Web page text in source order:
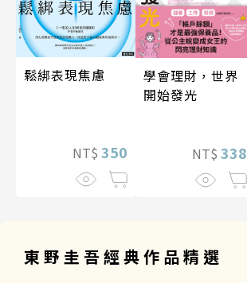
鬆綁表現焦慮
NT$ 350
學會理財，世界
開始發光
NT$ 338
東野圭吾經典作品精選